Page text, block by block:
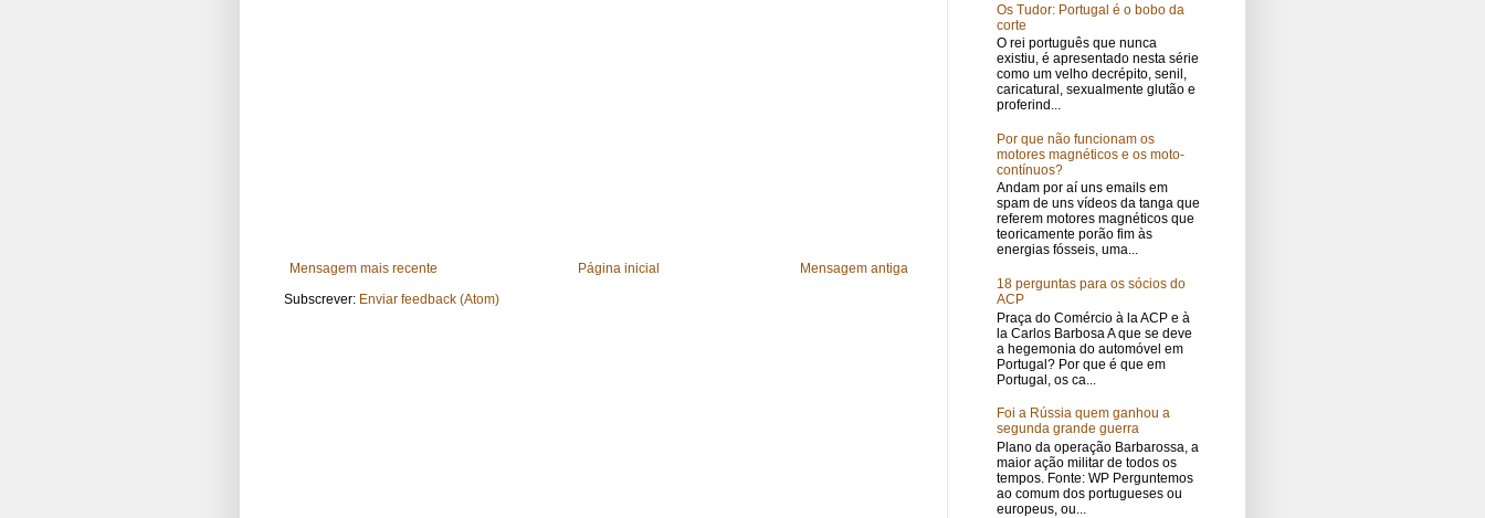
Mensagem mais recente Mensagem antiga
Página inicial
Subscrever: Enviar feedback (Atom)
Os Tudor: Portugal é o bobo da
corte
O rei português que nunca
existiu, é apresentado nesta série
como um velho decrépito, senil,
caricatural, sexualmente glutão e
proferind...
Por que não funcionam os
motores magnéticos e os moto-
contínuos?
Andam por aí uns emails em
spam de uns vídeos da tanga que
referem motores magnéticos que
teoricamente porão fim às
energias fósseis, uma...
18 perguntas para os sócios do
ACP
Praça do Comércio à la ACP e à
la Carlos Barbosa A que se deve
a hegemonia do automóvel em
Portugal? Por que é que em
Portugal, os ca...
Foi a Rússia quem ganhou a
segunda grande guerra
Plano da operação Barbarossa, a
maior ação militar de todos os
tempos. Fonte: WP Perguntemos
ao comum dos portugueses ou
europeus, ou...